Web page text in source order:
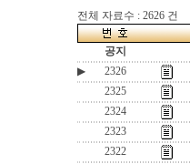
전체 자료수 : 2626 건
공지
▶
2326
2325
2324
2323
2322